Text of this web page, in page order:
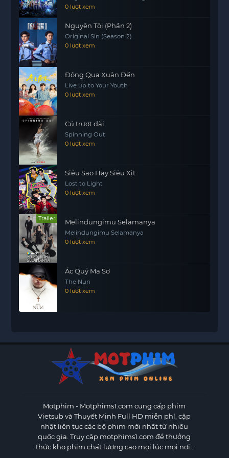
những khó khăn của cuộc sống. Câu chuyện
không chỉ là về ma thuật mà còn về những mối
quan hệ giữa con người với nhau, và cách mà mỗi
người có thể tìm thấy ánh sáng giữa bóng tối.
0 lượt xem
Nguyên Tội (Phần 2)
Original Sin (Season 2)
0 lượt xem
Đông Qua Xuân Đến
Live up to Your Youth
0 lượt xem
Cú trượt dài
Spinning Out
0 lượt xem
Siêu Sao Hay Siêu Xịt
Lost to Light
0 lượt xem
Trailer Melindungimu Selamanya
Melindungimu Selamanya
0 lượt xem
Ác Quỷ Ma Sơ
The Nun
0 lượt xem
Motphim - Motphims1.com cung cấp phim
Vietsub và Thuyết Minh Full HD miễn phí, cập
nhật liên tục các bộ phim mới nhất từ nhiều
quốc gia. Truy cập motphims1.com để thưởng
thức kho phim chất lượng cao mọi lúc mọi nơi..